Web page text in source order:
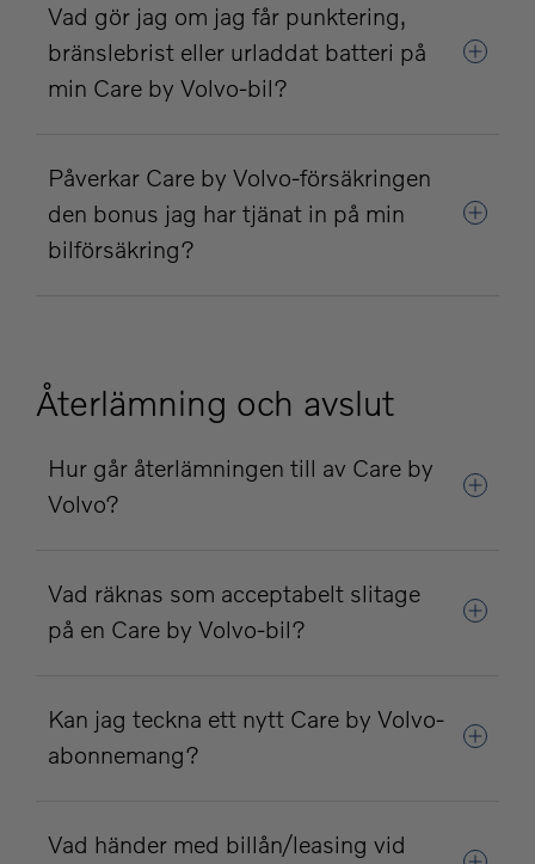
Vad gör jag om jag får punktering,
bränslebrist eller urladdat batteri på
min Care by Volvo-bil?
Påverkar Care by Volvo-försäkringen
den bonus jag har tjänat in på min
bilförsäkring?
Återlämning och avslut
Hur går återlämningen till av Care by
Volvo?
Vad räknas som acceptabelt slitage
på en Care by Volvo-bil?
Kan jag teckna ett nytt Care by Volvo-
abonnemang?
Vad händer med billån/leasing vid